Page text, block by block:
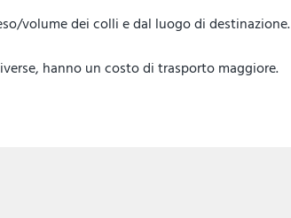
volume dei colli e dal luogo di destinazione.
hanno un costo di trasporto maggiore.